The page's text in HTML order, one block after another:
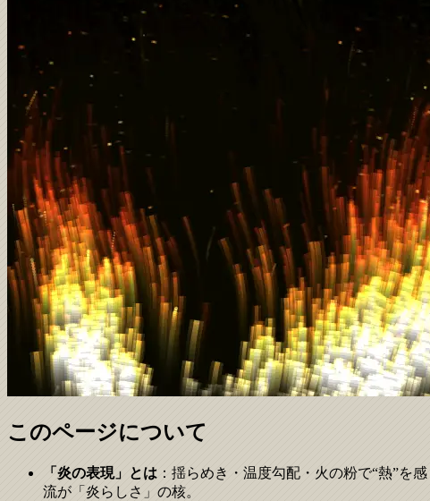
このページについて
「炎の表現」とは ：揺らめき・温度勾配・火の粉で“熱”
流が「炎らしさ」の核。